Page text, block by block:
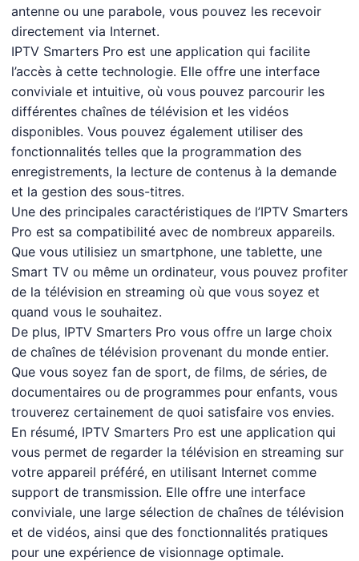
antenne ou une parabole, vous pouvez les recevoir
directement via Internet.
IPTV Smarters Pro est une application qui facilite
l’accès à cette technologie. Elle offre une interface
conviviale et intuitive, où vous pouvez parcourir les
différentes chaînes de télévision et les vidéos
disponibles. Vous pouvez également utiliser des
fonctionnalités telles que la programmation des
enregistrements, la lecture de contenus à la demande
et la gestion des sous-titres.
Une des principales caractéristiques de l’IPTV Smarters
Pro est sa compatibilité avec de nombreux appareils.
Que vous utilisiez un smartphone, une tablette, une
Smart TV ou même un ordinateur, vous pouvez profiter
de la télévision en streaming où que vous soyez et
quand vous le souhaitez.
De plus, IPTV Smarters Pro vous offre un large choix
de chaînes de télévision provenant du monde entier.
Que vous soyez fan de sport, de films, de séries, de
documentaires ou de programmes pour enfants, vous
trouverez certainement de quoi satisfaire vos envies.
En résumé, IPTV Smarters Pro est une application qui
vous permet de regarder la télévision en streaming sur
votre appareil préféré, en utilisant Internet comme
support de transmission. Elle offre une interface
conviviale, une large sélection de chaînes de télévision
et de vidéos, ainsi que des fonctionnalités pratiques
pour une expérience de visionnage optimale.